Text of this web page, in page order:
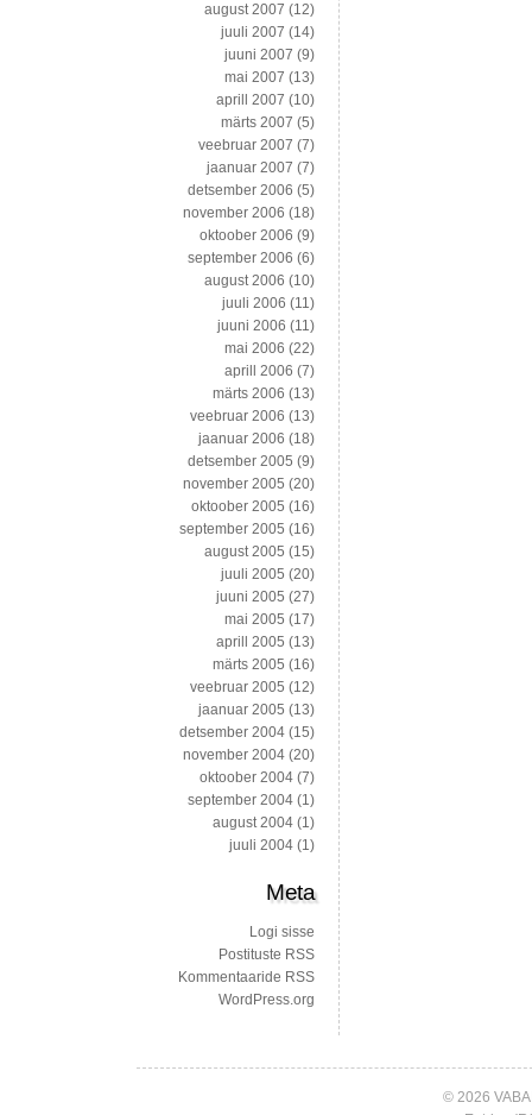
august 2007 (12)
juuli 2007 (14)
juuni 2007 (9)
mai 2007 (13)
aprill 2007 (10)
märts 2007 (5)
veebruar 2007 (7)
jaanuar 2007 (7)
detsember 2006 (5)
november 2006 (18)
oktoober 2006 (9)
september 2006 (6)
august 2006 (10)
juuli 2006 (11)
juuni 2006 (11)
mai 2006 (22)
aprill 2006 (7)
märts 2006 (13)
veebruar 2006 (13)
jaanuar 2006 (18)
detsember 2005 (9)
november 2005 (20)
oktoober 2005 (16)
september 2005 (16)
august 2005 (15)
juuli 2005 (20)
juuni 2005 (27)
mai 2005 (17)
aprill 2005 (13)
märts 2005 (16)
veebruar 2005 (12)
jaanuar 2005 (13)
detsember 2004 (15)
november 2004 (20)
oktoober 2004 (7)
september 2004 (1)
august 2004 (1)
juuli 2004 (1)
Meta
Logi sisse
Postituste RSS
Kommentaaride RSS
WordPress.org
© 2026